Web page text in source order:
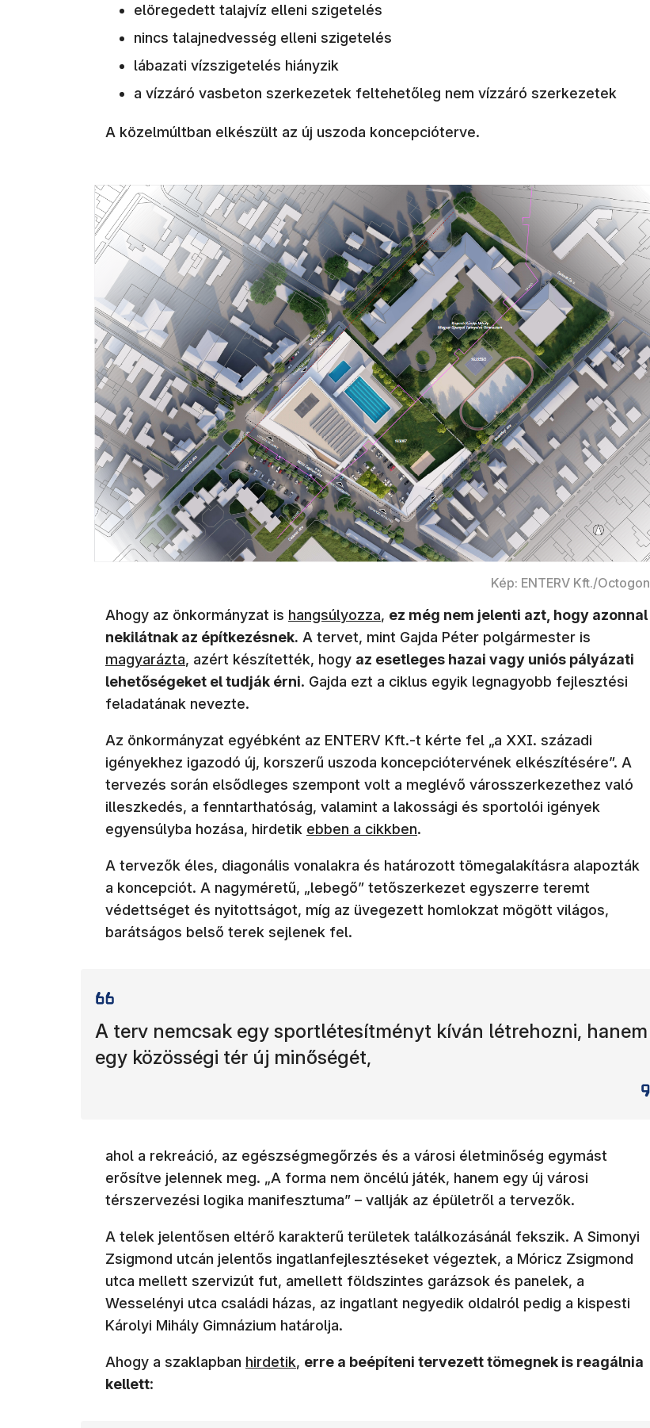
elöregedett talajvíz elleni szigetelés
nincs talajnedvesség elleni szigetelés
lábazati vízszigetelés hiányzik
a vízzáró vasbeton szerkezetek feltehetőleg nem vízzáró szerkezetek
A közelmúltban elkészült az új uszoda koncepcióterve.
Kép: ENTERV Kft./Octogon
Ahogy az önkormányzat is (új ablakban nyílik meg)
hangsúlyozza, ez még nem jelenti azt, hogy azonnal
nekilátnak az építkezésnek. A tervet, mint Gajda Péter polgármester is
magyarázta, azért készítették, hogy az esetleges hazai vagy uniós pályázati
lehetőségeket el tudják érni. Gajda ezt a ciklus egyik legnagyobb fejlesztési
feladatának nevezte.
Az önkormányzat egyébként az ENTERV Kft.-t kérte fel „a XXI. századi
igényekhez igazodó új, korszerű uszoda koncepciótervének elkészítésére”. A
tervezés során elsődleges szempont volt a meglévő városszerkezethez való
illeszkedés, a fenntarthatóság, valamint a lakossági és sportolói igények
egyensúlyba hozása, hirdetik (új ablakban nyílik meg)
ebben a cikkben.
A tervezők éles, diagonális vonalakra és határozott tömegalakításra alapozták
a koncepciót. A nagyméretű, „lebegő” tetőszerkezet egyszerre teremt
védettséget és nyitottságot, míg az üvegezett homlokzat mögött világos,
barátságos belső terek sejlenek fel.
A terv nemcsak egy sportlétesítményt kíván létrehozni, hanem
egy közösségi tér új minőségét,
ahol a rekreáció, az egészségmegőrzés és a városi életminőség egymást
erősítve jelennek meg. „A forma nem öncélú játék, hanem egy új városi
térszervezési logika manifesztuma” – vallják az épületről a tervezők.
A telek jelentősen eltérő karakterű területek találkozásánál fekszik. A Simonyi
Zsigmond utcán jelentős ingatlanfejlesztéseket végeztek, a Móricz Zsigmond
utca mellett szervizút fut, amellett földszintes garázsok és panelek, a
Wesselényi utca családi házas, az ingatlant negyedik oldalról pedig a kispesti
Károlyi Mihály Gimnázium határolja.
Ahogy a szaklapban (új ablakban nyílik meg)
hirdetik, erre a beépíteni tervezett tömegnek is reagálnia
kellett: